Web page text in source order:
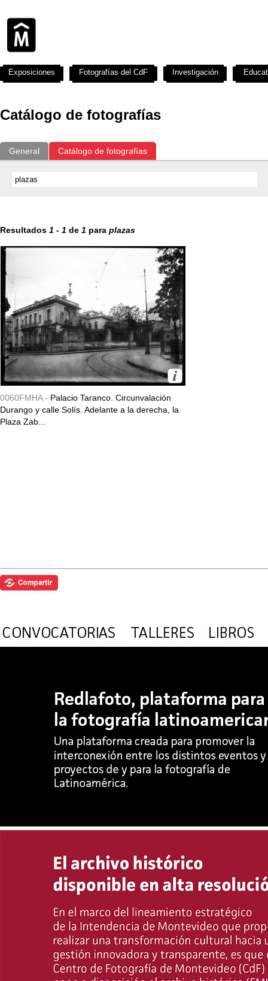
Catálogo de fotografías
General Catálogo de fotografías
Resultados 1 - 1 de 1 para plazas
0060FMHA - Palacio Taranco. Circunvalación
Durango y calle Solís. Adelante a la derecha, la
Plaza Zab...
Exposiciones Fotografías del CdF Investigación